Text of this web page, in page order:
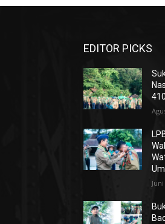
EDITOR PICKS